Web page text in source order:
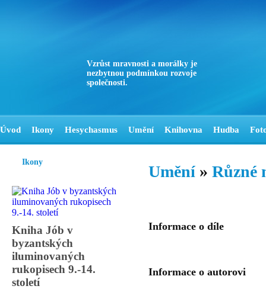
Vzrůst mravnosti a morálky je
nezbytnou podmínkou rozvoje
společnosti.
Úvod Ikony Hesychasmus Umění Knihovna Hudba
Ikony
Kniha Jób v
byzantských
iluminovaných
rukopisech 9.-14.
století
Umění » Různé
Informace o díle
Informace o autorovi